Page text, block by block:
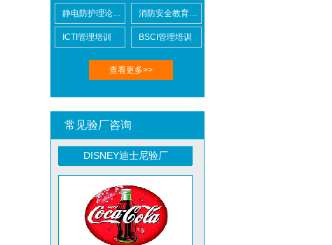
静电防护理论培训 消防安全教育培训
ICTI管理培训 BSCI管理培训
查看更多>>
常见验厂咨询
ICTI验厂
DISNEY迪士尼验厂